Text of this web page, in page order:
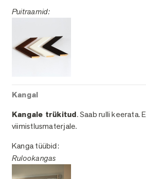
Puitraamid:
Kangal
Kangale trükitud. Saab rulli keerata.
viimistlusmaterjale.
Kanga tüübid:
Rulookangas